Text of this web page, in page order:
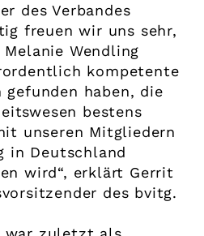
des Verbandes
freuen wir uns sehr,
Wendling
kompetente
gefunden haben, die
bestens
unseren Mitgliedern
in Deutschland
wird“, erklärt Gerrit
des bvitg.